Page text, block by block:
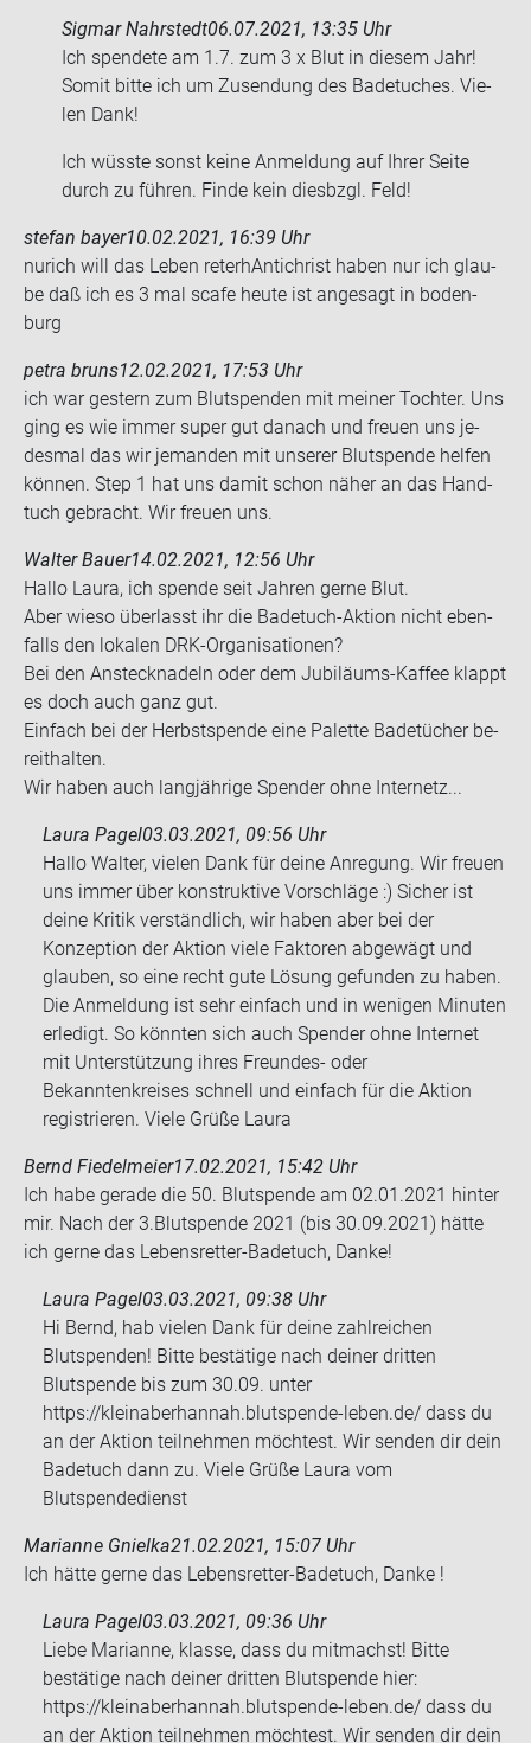
Sigmar Nahrstedt06.07.2021, 13:35 Uhr
Ich spen­de­te am 1.7. zum 3 x Blut in die­sem Jahr!
Somit bitte ich um Zu­sen­dung des Ba­de­tu­ches. Vie­
len Dank!
Ich wüss­te sonst keine An­mel­dung auf Ihrer Seite
durch zu füh­ren. Finde kein dies­bzgl. Feld!
stefan bayer10.02.2021, 16:39 Uhr
nurich will das Leben re­ter­hAn­ti­christ haben nur ich glau­
be daß ich es 3 mal scafe heute ist an­ge­sagt in bo­den­
burg
petra bruns12.02.2021, 17:53 Uhr
ich war ges­tern zum Blut­spen­den mit mei­ner Toch­ter. Uns
ging es wie immer super gut da­nach und freu­en uns je­
des­mal das wir je­man­den mit un­se­rer Blut­spen­de hel­fen
kön­nen. Step 1 hat uns damit schon näher an das Hand­
tuch ge­bracht. Wir freu­en uns.
Walter Bauer14.02.2021, 12:56 Uhr
Hallo Laura, ich spen­de seit Jah­ren gerne Blut.
Aber wieso über­lasst ihr die Badetuch-​Aktion nicht eben­
falls den lo­ka­len DRK-​Organisationen?
Bei den An­steck­na­deln oder dem Jubiläums-​Kaffee klappt
es doch auch ganz gut.
Ein­fach bei der Herbst­spen­de eine Pa­let­te Ba­de­tü­cher be­
reit­hal­ten.
Wir haben auch lang­jäh­ri­ge Spen­der ohne In­ter­netz...
Laura Pagel03.03.2021, 09:56 Uhr
Hallo Walter, vielen Dank für deine Anregung. Wir freuen
uns immer über konstruktive Vorschläge :) Sicher ist
deine Kritik verständlich, wir haben aber bei der
Konzeption der Aktion viele Faktoren abgewägt und
glauben, so eine recht gute Lösung gefunden zu haben.
Die Anmeldung ist sehr einfach und in wenigen Minuten
erledigt. So könnten sich auch Spender ohne Internet
mit Unterstützung ihres Freundes- oder
Bekanntenkreises schnell und einfach für die Aktion
registrieren. Viele Grüße Laura
Bernd Fiedelmeier17.02.2021, 15:42 Uhr
Ich habe ge­ra­de die 50. Blut­spen­de am 02.01.2021 hin­ter
mir. Nach der 3.Blut­spen­de 2021 (bis 30.09.2021) hätte
ich gerne das Lebensretter-​Badetuch, Danke!
Laura Pagel03.03.2021, 09:38 Uhr
Hi Bernd, hab vielen Dank für deine zahlreichen
Blutspenden! Bitte bestätige nach deiner dritten
Blutspende bis zum 30.09. unter
https://kleinaberhannah.blutspende-leben.de/ dass du
an der Aktion teilnehmen möchtest. Wir senden dir dein
Badetuch dann zu. Viele Grüße Laura vom
Blutspendedienst
Marianne Gnielka21.02.2021, 15:07 Uhr
Ich hätte gerne das Lebensretter-​Badetuch, Danke !
Laura Pagel03.03.2021, 09:36 Uhr
Liebe Marianne, klasse, dass du mitmachst! Bitte
bestätige nach deiner dritten Blutspende hier:
https://kleinaberhannah.blutspende-leben.de/ dass du
an der Aktion teilnehmen möchtest. Wir senden dir dein